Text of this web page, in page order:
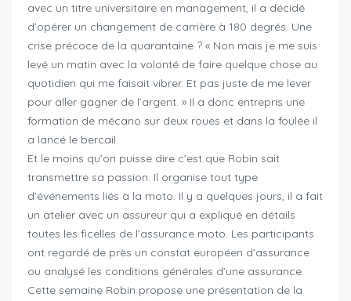
avec un titre universitaire en management, il a décidé
d’opérer un changement de carrière à 180 degrés. Une
crise précoce de la quarantaine ? « Non mais je me suis
levé un matin avec la volonté de faire quelque chose au
quotidien qui me faisait vibrer. Et pas juste de me lever
pour aller gagner de l’argent. » Il a donc entrepris une
formation de mécano sur deux roues et dans la foulée il
a lancé le bercail.
Et le moins qu’on puisse dire c’est que Robin sait
transmettre sa passion. Il organise tout type
d’événements liés à la moto. Il y a quelques jours, il a fait
un atelier avec un assureur qui a expliqué en détails
toutes les ficelles de l’assurance moto. Les participants
ont regardé de près un constat européen d’assurance
ou analysé les conditions générales d’une assurance.
Cette semaine Robin propose une présentation de la